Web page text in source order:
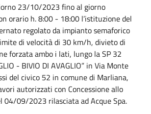
23/10/2023 fino al giorno
orario h. 8:00 - 18:00 l’istituzione del
regolato da impianto semaforico
di velocità di 30 km/h, divieto di
forzata ambo i lati, lungo la SP 32
- BIVIO DI AVAGLIO” in Via Monte
del civico 52 in comune di Marliana,
autorizzati con Concessione allo
04/09/2023 rilasciata ad Acque Spa.